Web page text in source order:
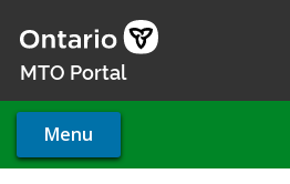
main
MTO Portal
Menu